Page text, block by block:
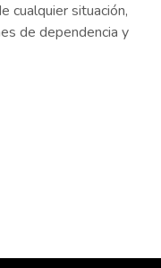
cualquier situación,
de dependencia y